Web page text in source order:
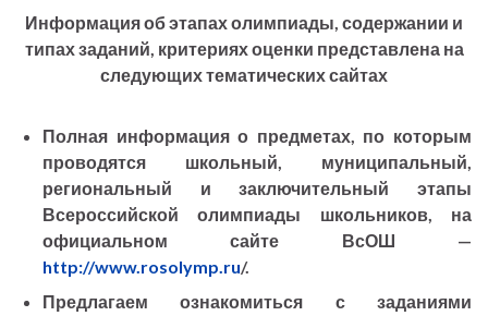
Информация об этапах олимпиады, содержании и
типах заданий, критериях оценки представлена на
следующих тематических сайтах
Полная информация о предметах, по которым
проводятся школьный, муниципальный,
региональный и заключительный этапы
Всероссийской олимпиады школьников, на
официальном сайте ВсОШ —
http://www.rosolymp.ru/.
Предлагаем ознакомиться с заданиями